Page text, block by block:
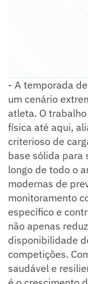
- A temporada
um cenário
atleta. O
física até aqui,
criterioso de
base sólida para
longo de todo o
modernas de
monitoramento
específico e
não apenas
disponibilidade
competições.
saudável e